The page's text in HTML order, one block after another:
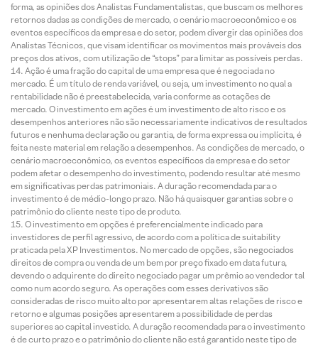
forma, as opiniões dos Analistas Fundamentalistas, que buscam os melhores
retornos dadas as condições de mercado, o cenário macroeconômico e os
eventos específicos da empresa e do setor, podem divergir das opiniões dos
Analistas Técnicos, que visam identificar os movimentos mais prováveis dos
preços dos ativos, com utilização de “stops” para limitar as possíveis perdas.
Ação é uma fração do capital de uma empresa que é negociada no
mercado. É um título de renda variável, ou seja, um investimento no qual a
rentabilidade não é preestabelecida, varia conforme as cotações de
mercado. O investimento em ações é um investimento de alto risco e os
desempenhos anteriores não são necessariamente indicativos de resultados
futuros e nenhuma declaração ou garantia, de forma expressa ou implícita, é
feita neste material em relação a desempenhos. As condições de mercado, o
cenário macroeconômico, os eventos específicos da empresa e do setor
podem afetar o desempenho do investimento, podendo resultar até mesmo
em significativas perdas patrimoniais. A duração recomendada para o
investimento é de médio-longo prazo. Não há quaisquer garantias sobre o
patrimônio do cliente neste tipo de produto.
O investimento em opções é preferencialmente indicado para
investidores de perfil agressivo, de acordo com a política de suitability
praticada pela XP Investimentos. No mercado de opções, são negociados
direitos de compra ou venda de um bem por preço fixado em data futura,
devendo o adquirente do direito negociado pagar um prêmio ao vendedor tal
como num acordo seguro. As operações com esses derivativos são
consideradas de risco muito alto por apresentarem altas relações de risco e
retorno e algumas posições apresentarem a possibilidade de perdas
superiores ao capital investido. A duração recomendada para o investimento
é de curto prazo e o patrimônio do cliente não está garantido neste tipo de